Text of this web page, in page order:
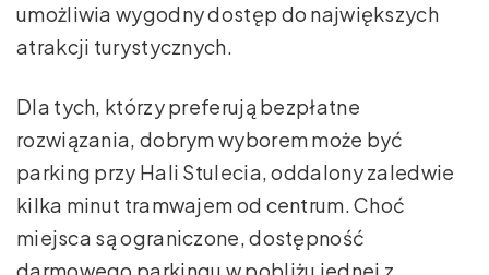
umożliwia wygodny dostęp do największych
atrakcji turystycznych.
Dla tych, którzy preferują bezpłatne
rozwiązania, dobrym wyborem może być
parking przy Hali Stulecia, oddalony zaledwie
kilka minut tramwajem od centrum. Choć
miejsca są ograniczone, dostępność